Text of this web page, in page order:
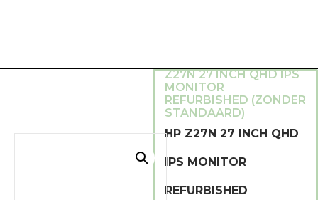
Z27N 27 INCH QHD IPS
MONITOR
REFURBISHED (ZONDER
STANDAARD)
HP Z27N 27 INCH QHD
IPS MONITOR
REFURBISHED